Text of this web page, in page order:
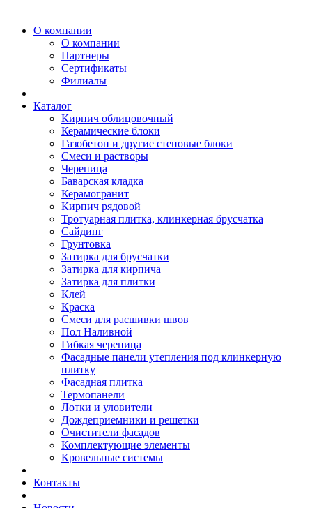
О компании
О компании
Партнеры
Сертификаты
Филиалы
Каталог
Кирпич облицовочный
Керамические блоки
Газобетон и другие стеновые блоки
Смеси и растворы
Черепица
Баварская кладка
Керамогранит
Кирпич рядовой
Тротуарная плитка, клинкерная брусчатка
Сайдинг
Грунтовка
Затирка для брусчатки
Затирка для кирпича
Затирка для плитки
Клей
Краска
Смеси для расшивки швов
Пол Наливной
Гибкая черепица
Фасадные панели утепления под клинкерную
плитку
Фасадная плитка
Термопанели
Лотки и уловители
Дождеприемники и решетки
Очистители фасадов
Комплектующие элементы
Кровельные системы
Контакты